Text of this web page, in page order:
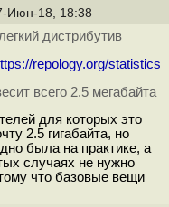
Июн-18, 18:38
дистрибутив
repology.org/statistics
всего 2.5 мегабайта
для которых это
2.5 гигабайта, но
была на практике, а
случаях не нужно
что базовые вещи